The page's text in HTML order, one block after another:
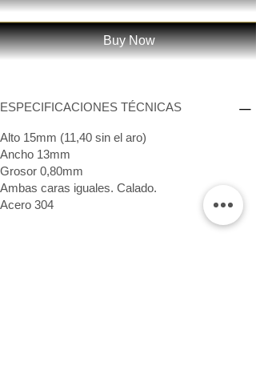
Buy Now
ESPECIFICACIONES TÉCNICAS
Alto 15mm (11,40 sin el aro)
Ancho 13mm
Grosor 0,80mm
Ambas caras iguales. Calado.
Acero 304